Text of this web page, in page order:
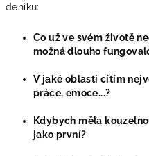
deníku:
Co už ve svém životě
možná dlouho
V jaké oblasti cítím
práce, emoce...?
Kdybych měla
jako první?